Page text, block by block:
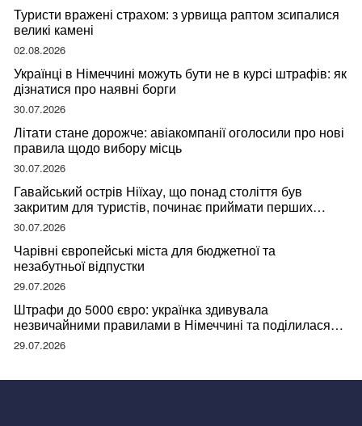
Туристи вражені страхом: з урвища раптом зсипалися
великі камені
02.08.2026
Українці в Німеччині можуть бути не в курсі штрафів: як
дізнатися про наявні борги
30.07.2026
Літати стане дорожче: авіакомпанії оголосили про нові
правила щодо вибору місць
30.07.2026
Гавайський острів Ніїхау, що понад століття був
закритим для туристів, починає приймати перших
відвідувачів
30.07.2026
Чарівні європейські міста для бюджетної та
незабутньої відпустки
29.07.2026
Штрафи до 5000 євро: українка здивувала
незвичайними правилами в Німеччині та поділилася
правдою
29.07.2026